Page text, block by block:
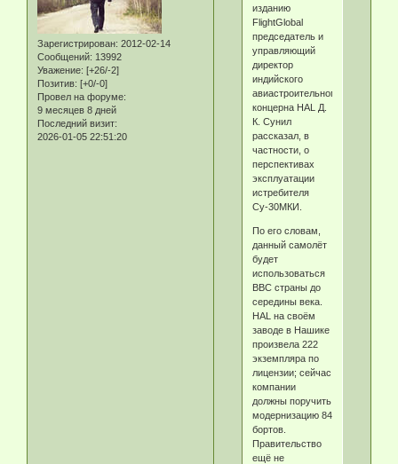
Зарегистрирован: 2012-02-14
Сообщений: 13992
Уважение: [+26/-2]
Позитив: [+0/-0]
Провел на форуме:
9 месяцев 8 дней
Последний визит:
2026-01-05 22:51:20
изданию
FlightGlobal
председатель и
управляющий
директор
индийского
авиастроительного
концерна HAL Д.
К. Сунил
рассказал, в
частности, о
перспективах
эксплуатации
истребителя
Су-30МКИ.
По его словам,
данный самолёт
будет
использоваться
ВВС страны до
середины века.
HAL на своём
заводе в Нашике
произвела 222
экземпляра по
лицензии; сейчас
компании
должны поручить
модернизацию 84
бортов.
Правительство
ещё не